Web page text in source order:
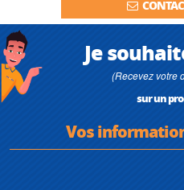
Je
(Recevez votre
sur un
Vos